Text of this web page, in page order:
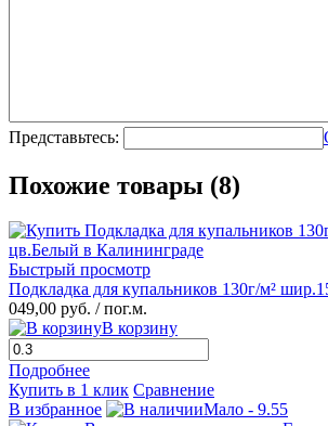
Представьтесь:
Похожие товары (8)
Быстрый просмотр
Подкладка для купальников 130г/м²
049,00 руб. / пог.м.
В корзину
Подробнее
Купить в 1 клик Сравнение
В избранное
Мало - 9.55